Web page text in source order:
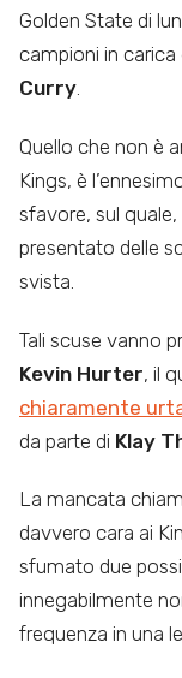
Golden State di
campioni in
Curry
Quello che non è
Kings, è
sfavore, sul
presentato delle
svista.
Tali scuse vanno
Kevin Hurter, il
chiaramente
da parte di Klay
La mancata
davvero cara ai
sfumato due
innegabilmente
frequenza in una